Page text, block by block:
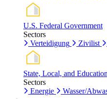
U.S. Federal Government
Sectors
Verteidigung
Zivilist
State, Local, and
Sectors
Energie
Wasser/